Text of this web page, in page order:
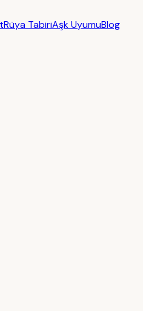
Rüya TabiriAşk UyumuBlog